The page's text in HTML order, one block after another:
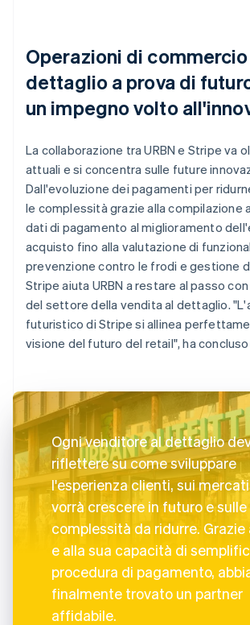
Operazioni di
dettaglio a prova di
un impegno volto
La collaborazione tra URBN e Stripe va
attuali e si concentra sulle future
Dall'evoluzione dei pagamenti per
le complessità grazie alla compilazione
dati di pagamento al miglioramento
acquisto fino alla valutazione di
prevenzione contro le frodi e gestione
Stripe aiuta URBN a restare al passo
del settore della vendita al dettaglio.
futuristico di Stripe si allinea
visione del futuro del retail", ha concluso
Ogni venditore al dettaglio
riflettere su come sviluppare
l'esperienza clienti, sui
vorrà crescere in futuro e sulle
complessità da ridurre. Grazie
e alla sua capacità di
procedura di pagamento,
finalmente trovato un partner
affidabile.